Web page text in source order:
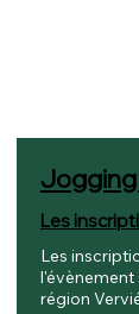
Les
Les
région